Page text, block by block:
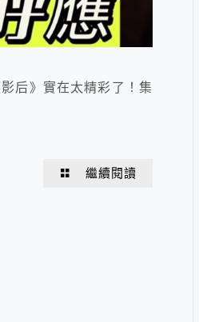
后》實在太精彩了！集
繼續閱讀